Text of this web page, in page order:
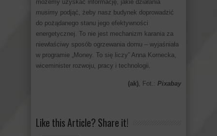
możemy uzyskać informację, jakie działania
musimy podjąć, żeby nasz budynek doprowadzić
do pożądanego stanu jego efektywności
energetycznej. To nie jest mechanizm karania za
niewłaściwy sposób ogrzewania domu – wyjaśniała
w programie „Money. To się liczy” Anna Kornecka,
wiceminister rozwoju, pracy i technologii.
(ak) , Fot.: Pixabay
Like this Article? Share it!